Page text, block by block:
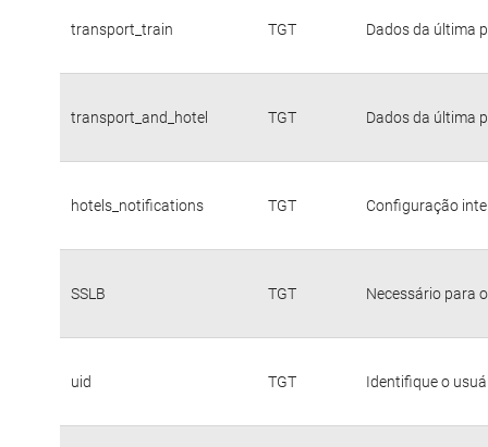
transport_train TGT Dados da última
transport_and_hotel TGT Dados da última
hotels_notifications TGT Configuração
SSLB TGT Necessário para
uid TGT Identifique o